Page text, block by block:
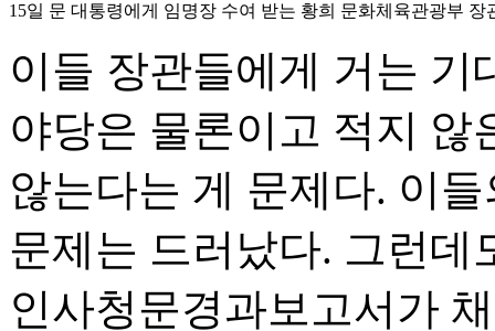
15일 문 대통령에게 임명장 수여 받는 황희 문화체육관광부 장
이들 장관들에게 거는 기
야당은 물론이고 적지 않
않는다는 게 문제다. 이
문제는 드러났다. 그런데
인사청문경과보고서가